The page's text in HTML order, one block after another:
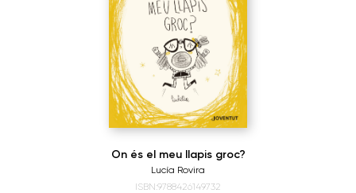
On és el meu llapis groc?
Lucía Rovira
ISBN:9788426149732